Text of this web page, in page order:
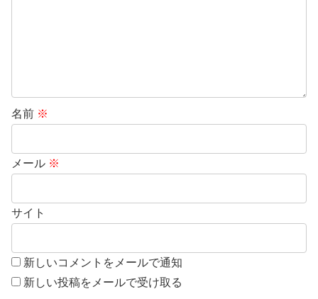
名前 ※
メール ※
サイト
新しいコメントをメールで通知
新しい投稿をメールで受け取る